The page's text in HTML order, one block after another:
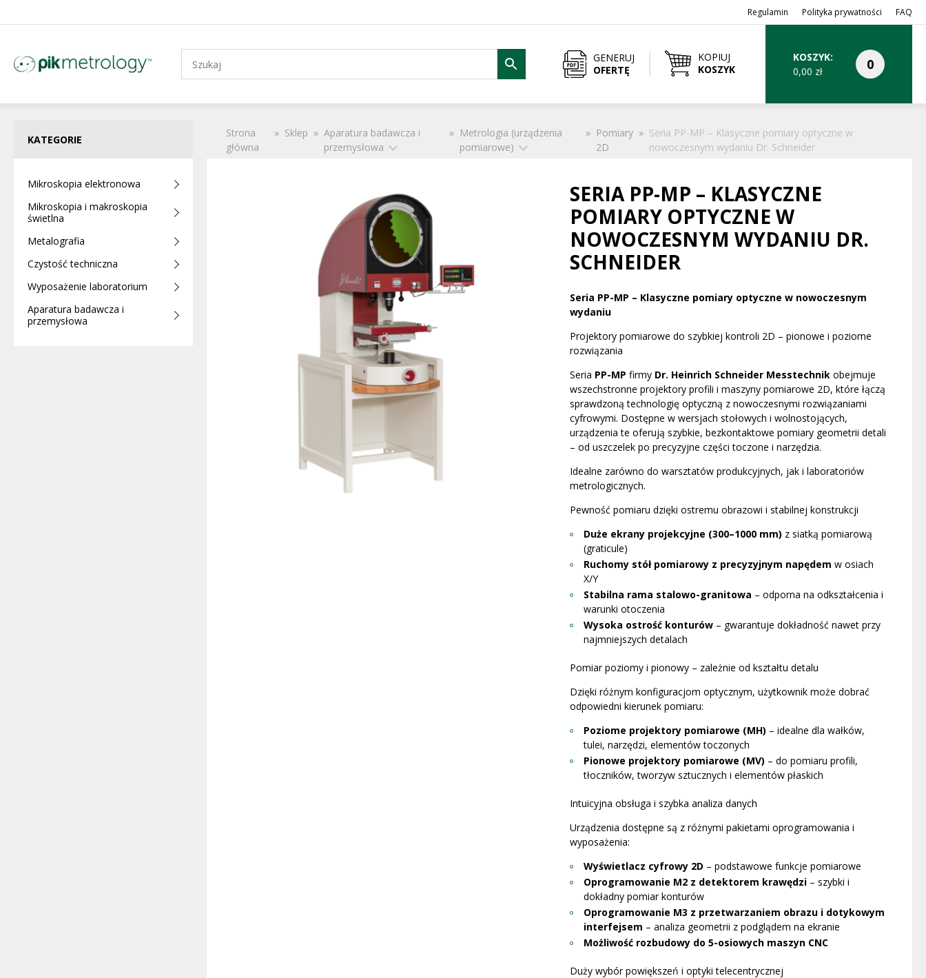
Regulamin Polityka prywatności FAQ
GENERUJ
OFERTĘ
KOPIUJ
KOSZYK
KOSZYK:
0,00 zł
KATEGORIE
Mikroskopia elektronowa
Mikroskopia i makroskopia
świetlna
Metalografia
Czystość techniczna
Wyposażenie laboratorium
Aparatura badawcza i
przemysłowa
Strona
główna
» Sklep » Aparatura badawcza i
przemysłowa
» Metrologia (urządzenia
pomiarowe)
» Pomiary
2D
» Seria PP-MP – Klasyczne pomiary optyczne w
nowoczesnym wydaniu Dr. Schneider
SERIA PP-MP – KLASYCZNE
POMIARY OPTYCZNE W
NOWOCZESNYM WYDANIU DR.
SCHNEIDER
Seria PP-MP – Klasyczne pomiary optyczne w nowoczesnym
wydaniu
Projektory pomiarowe do szybkiej kontroli 2D – pionowe i poziome
rozwiązania
Seria PP-MP firmy Dr. Heinrich Schneider Messtechnik obejmuje
wszechstronne projektory profili i maszyny pomiarowe 2D, które łączą
sprawdzoną technologię optyczną z nowoczesnymi rozwiązaniami
cyfrowymi. Dostępne w wersjach stołowych i wolnostojących,
urządzenia te oferują szybkie, bezkontaktowe pomiary geometrii detali
– od uszczelek po precyzyjne części toczone i narzędzia.
Idealne zarówno do warsztatów produkcyjnych, jak i laboratoriów
metrologicznych.
Pewność pomiaru dzięki ostremu obrazowi i stabilnej konstrukcji
Duże ekrany projekcyjne (300–1000 mm) z siatką pomiarową
(graticule)
Ruchomy stół pomiarowy z precyzyjnym napędem w osiach
X/Y
Stabilna rama stalowo-granitowa – odporna na odkształcenia i
warunki otoczenia
Wysoka ostrość konturów – gwarantuje dokładność nawet przy
najmniejszych detalach
Pomiar poziomy i pionowy – zależnie od kształtu detalu
Dzięki różnym konfiguracjom optycznym, użytkownik może dobrać
odpowiedni kierunek pomiaru:
Poziome projektory pomiarowe (MH) – idealne dla wałków,
tulei, narzędzi, elementów toczonych
Pionowe projektory pomiarowe (MV) – do pomiaru profili,
tłoczników, tworzyw sztucznych i elementów płaskich
Intuicyjna obsługa i szybka analiza danych
Urządzenia dostępne są z różnymi pakietami oprogramowania i
wyposażenia:
Wyświetlacz cyfrowy 2D – podstawowe funkcje pomiarowe
Oprogramowanie M2 z detektorem krawędzi – szybki i
dokładny pomiar konturów
Oprogramowanie M3 z przetwarzaniem obrazu i dotykowym
interfejsem – analiza geometrii z podglądem na ekranie
Możliwość rozbudowy do 5-osiowych maszyn CNC
Duży wybór powiększeń i optyki telecentrycznej